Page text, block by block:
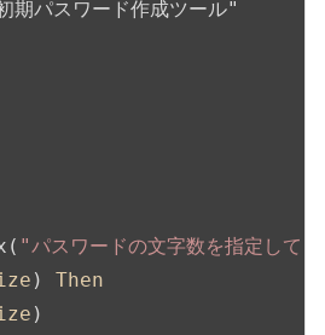
パスワード作成ツール"
"パスワードの文字数を指定して
) Then
)